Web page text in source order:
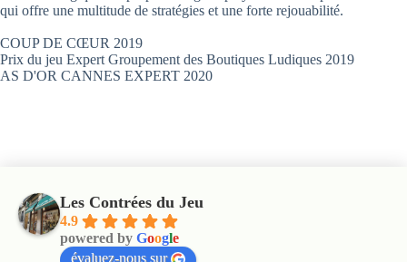
qui offre une multitude de stratégies et une forte rejouabilité.
COUP DE CŒUR 2019
Prix du jeu Expert Groupement des Boutiques Ludiques 2019
AS D'OR CANNES EXPERT 2020
Les Contrées du Jeu
4.9
powered by Google
évaluez-nous sur